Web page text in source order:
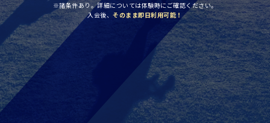
※諸条件あり。詳細については体験時にご確認ください。
入会後、そのまま即日利用可能！